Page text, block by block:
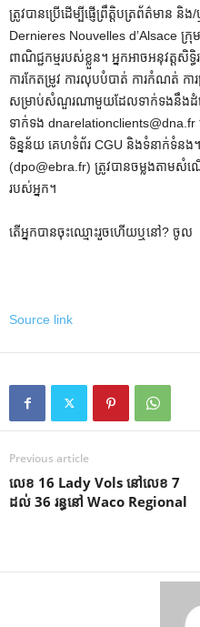
ត្រូវបានប្រើដើម្បីផ្ញើព្រឹត្តិបត្រព័ត៌មា
Dernieres Nouvelles d’Alsace ក្
ពាណិជ្ជកម្មរបស់ខ្លួន។ អ្នកអាចអនុវត្តសិទ្
ការកែតម្រូវ ការលុបបំបាត់ ការកំណត់ ក
សម្រាប់សំណួរណាមួយដែលទាក់ទងនឹងដំណ
ទាក់ទង dnarelationclients@dna.fr
ទិន្នន័យ គេហទំព័រ CGU និងទំនាក់ទំនង។ ម
(dpo@ebra.fr) ត្រូវបានចម្លងតាម
របស់អ្នក។
តើអ្នកបានចុះឈ្មោះរួចហើយឬនៅ? ចូល
Source link
Previous article
លេខ 16 Lady Vols នៅលេខ 7
ដល់ 36 រន្ធនៅ Waco Regional